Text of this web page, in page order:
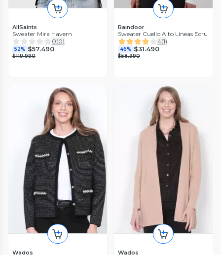
AllSaints
Sweater Mira Havern
0(0)
52% $57.490
$119.990
Raindoor
Sweater Cuello Alto Líneas Ecru
4(1)
46% $31.490
$58.990
Wados Wados